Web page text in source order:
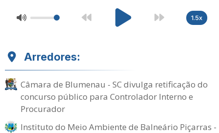
1.5x
Arredores:
Câmara de Blumenau - SC divulga retificação do
concurso público para Controlador Interno e
Procurador
Instituto do Meio Ambiente de Balneário Piçarras -